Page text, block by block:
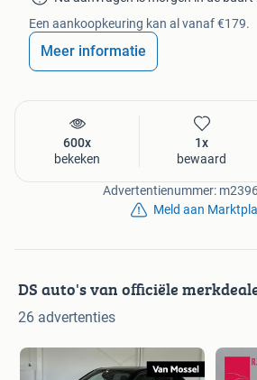
Interieur
12V aansluiting
Achterbank in delen neerklapbaar
Bestuurdersstoel in hoogte
Binnenspiegel automatisch
Elektrische ramen achter
Elektrische ramen voor
Middenarmsteun voor
Passagiersstoel in hoogte
Stuur verstelbaar
Stuurbekrachtiging
Een aankoopkeuring kan al vanaf €179.
Meer informatie
600x
bekeken
1x
bewaard
Advertentienummer:
Meld aan
DS auto's van officiële
26 advertenties